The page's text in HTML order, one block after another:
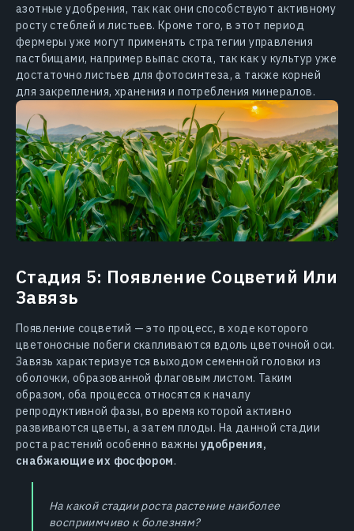
азотные удобрения, так как они способствуют активному
росту стеблей и листьев. Кроме того, в этот период
фермеры уже могут применять стратегии управления
пастбищами, например выпас скота, так как у культур уже
достаточно листьев для фотосинтеза, а также корней
для закрепления, хранения и потребления минералов.
Стадия 5: Появление Соцветий Или
Завязь
Появление соцветий — это процесс, в ходе которого
цветоносные побеги скапливаются вдоль цветочной оси.
Завязь характеризуется выходом семенной головки из
оболочки, образованной флаговым листом. Таким
образом, оба процесса относятся к началу
репродуктивной фазы, во время которой активно
развиваются цветы, а затем плоды. На данной стадии
роста растений особенно важны удобрения,
снабжающие их фосфором.
На какой стадии роста растение наиболее
восприимчиво к болезням?